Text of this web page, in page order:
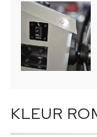
KLEUR